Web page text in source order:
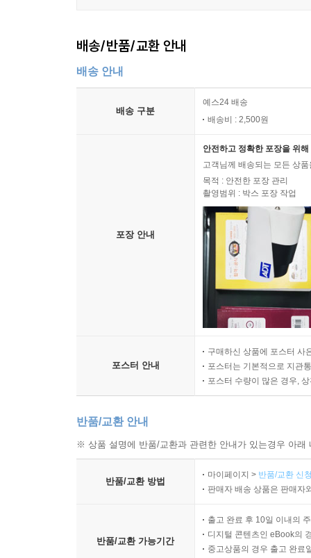
배송/반품/교환 안내
배송 안내
배송 구분
예스24 배송
배송비 : 2,500원
포장 안내
안전하고 정확한 포장을 위
고객님께 배송되는 모든 상
목적 : 안전한 포장 관리
촬영범위 : 박스 포장 작업
포스터 안내
구매하신 상품에 포스터 사
포스터는 기본적으로 지관
포스터 수량이 많은 경우,
반품/교환 안내
※ 상품 설명에 반품/교환과 관련한 안내가 있는경우 아
반품/교환 방법
마이페이지 > 반품/교환 신
판매자 배송 상품은 판매자
반품/교환 가능기간
출고 완료 후 10일 이내의
디지털 콘텐츠인 eBook의
중고상품의 경우 출고 완료